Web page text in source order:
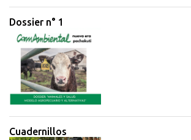
o
s
Dossier n° 1
Cuadernillos